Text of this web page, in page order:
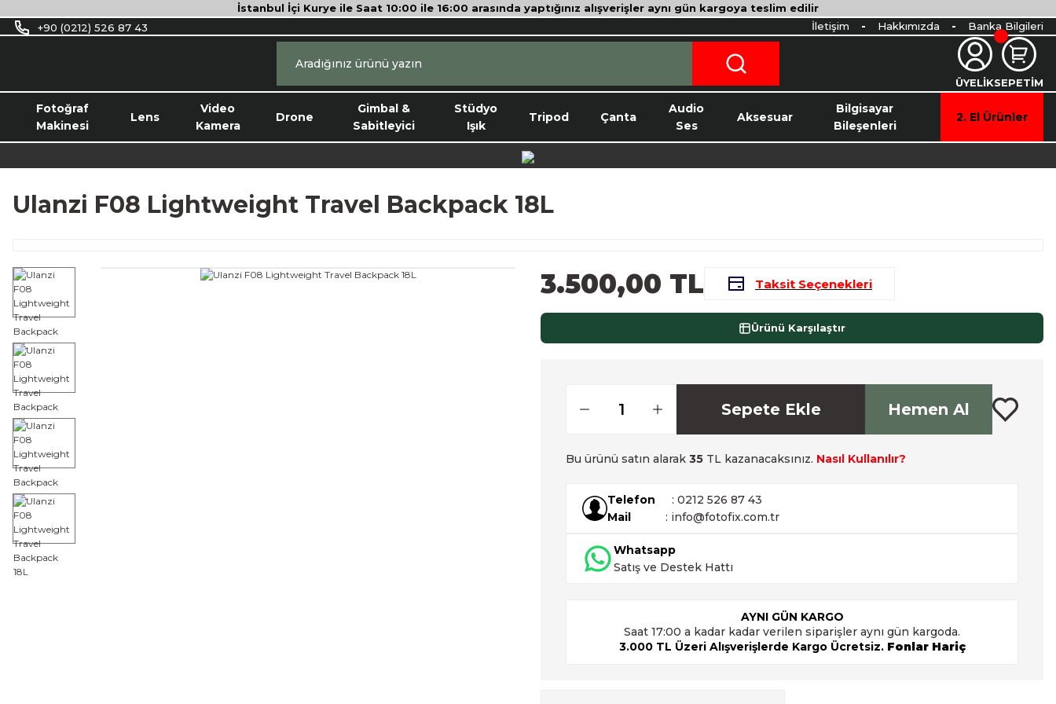
İstanbul İçi Kurye ile Saat 10:00 ile 16:00 arasında yaptığınız alışverişler aynı gün kargoya teslim edilir
+90 (0212) 526 87 43
İletişim Hakkımızda Banka Bilgileri
ÜYELİKSEPETİM
Fotoğraf
Makinesi
Lens
Video
Kamera
Drone
Gimbal &
Sabitleyici
Stüdyo
Işık
Tripod Çanta
Audio
Ses
Aksesuar
Bilgisayar
Bileşenleri
2. El Ürünler
Ulanzi F08 Lightweight Travel Backpack 18L
3.500,00 TL Taksit Seçenekleri
Ürünü Karşılaştır
Sepete Ekle Hemen Al
Bu ürünü satın alarak 35 TL kazanacaksınız. Nasıl Kullanılır?
Telefon
: 0212 526 87 43
Mail
: info@fotofix.com.tr
Whatsapp
Satış ve Destek Hattı
AYNI GÜN KARGO
Saat 17:00 a kadar kadar verilen siparişler aynı gün kargoda.
3.000 TL Üzeri Alışverişlerde Kargo Ücretsiz. Fonlar Hariç